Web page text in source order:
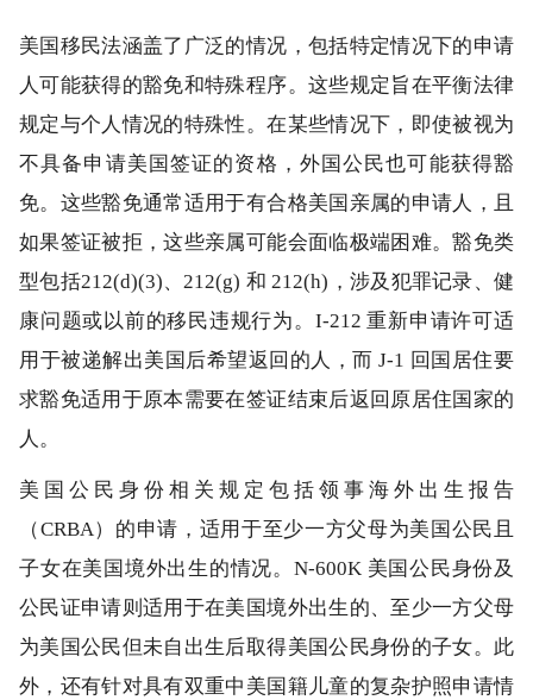
美国移民法涵盖了广泛的情况，包括特定情况下的申请
人可能获得的豁免和特殊程序。这些规定旨在平衡法律
规定与个人情况的特殊性。在某些情况下，即使被视为
不具备申请美国签证的资格，外国公民也可能获得豁
免。这些豁免通常适用于有合格美国亲属的申请人，且
如果签证被拒，这些亲属可能会面临极端困难。豁免类
型包括212(d)(3)、212(g) 和 212(h)，涉及犯罪记录、健
康问题或以前的移民违规行为。I-212 重新申请许可适
用于被递解出美国后希望返回的人，而 J-1 回国居住要
求豁免适用于原本需要在签证结束后返回原居住国家的
人。
美国公民身份相关规定包括领事海外出生报告
（CRBA）的申请，适用于至少一方父母为美国公民且
子女在美国境外出生的情况。N-600K 美国公民身份及
公民证申请则适用于在美国境外出生的、至少一方父母
为美国公民但未自出生后取得美国公民身份的子女。此
外，还有针对具有双重中美国籍儿童的复杂护照申请情